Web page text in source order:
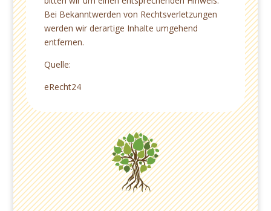
Bei Bekanntwerden von Rechtsverletzungen
werden wir derartige Inhalte umgehend
entfernen.
Quelle:
eRecht24